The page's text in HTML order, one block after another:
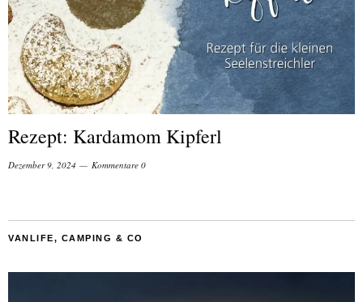
Rezept: Kardamom Kipferl
Dezember 9, 2024 Kommentare 0
VANLIFE, CAMPING & CO